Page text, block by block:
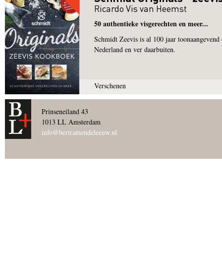
Ricardo Vis van Heemst
50 authentieke visgerechten en meer...
Schmidt Zeevis is al 100 jaar
Nederland en ver daarbuiten.
Verschenen
Pagina's
Prinseneiland 43
1013 LL Amsterdam
info@bertramendeleeuw.nl